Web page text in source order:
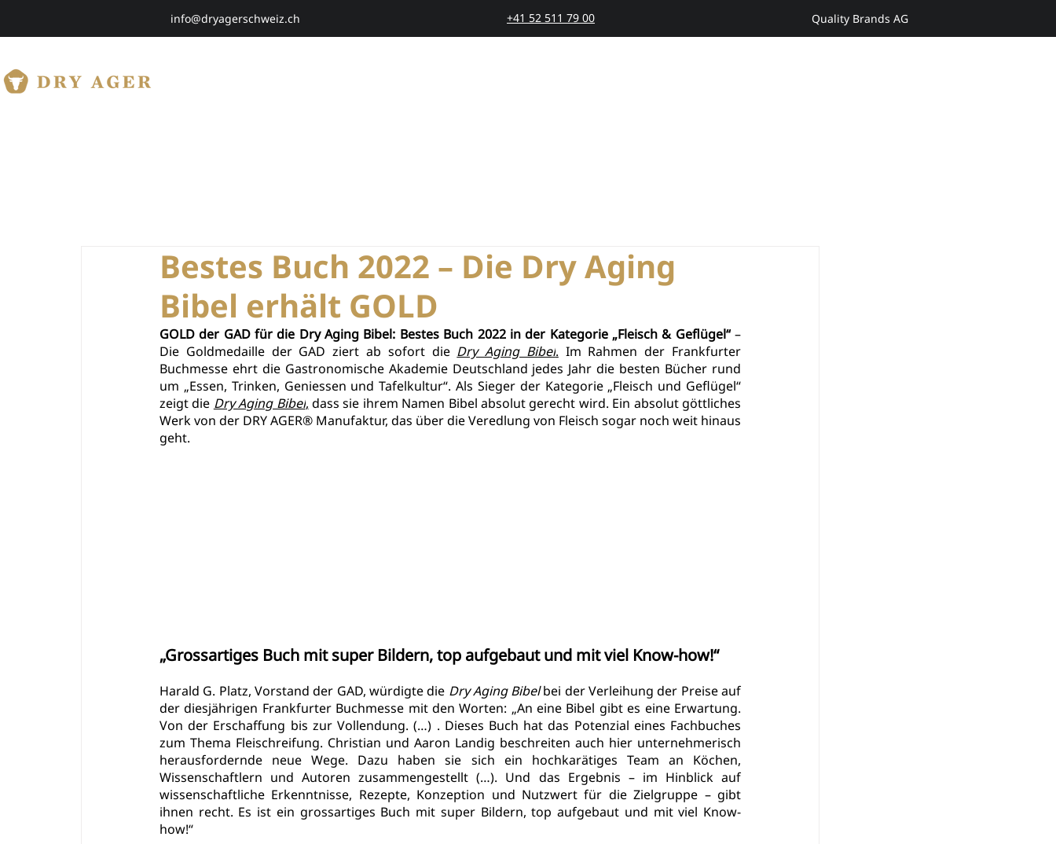
info@dryagerschweiz.ch +41 52 511 79 00 Quality Brands AG
Bestes Buch 2022 – Die Dry Aging
Bibel erhält GOLD
GOLD der GAD für die Dry Aging Bibel: Bestes Buch 2022 in der Kategorie „Fleisch & Geflügel“ –
Die Goldmedaille der GAD ziert ab sofort die Dry Aging Bibel. Im Rahmen der Frankfurter
Buchmesse ehrt die Gastronomische Akademie Deutschland jedes Jahr die besten Bücher rund
um „Essen, Trinken, Geniessen und Tafelkultur“. Als Sieger der Kategorie „Fleisch und Geflügel“
zeigt die Dry Aging Bibel, dass sie ihrem Namen Bibel absolut gerecht wird. Ein absolut göttliches
Werk von der DRY AGER® Manufaktur, das über die Veredlung von Fleisch sogar noch weit hinaus
geht.
„Grossartiges Buch mit super Bildern, top aufgebaut und mit viel Know-how!“
Harald G. Platz, Vorstand der GAD, würdigte die Dry Aging Bibel bei der Verleihung der Preise auf
der diesjährigen Frankfurter Buchmesse mit den Worten: „An eine Bibel gibt es eine Erwartung.
Von der Erschaffung bis zur Vollendung. (…) . Dieses Buch hat das Potenzial eines Fachbuches
zum Thema Fleischreifung. Christian und Aaron Landig beschreiten auch hier unternehmerisch
herausfordernde neue Wege. Dazu haben sie sich ein hochkarätiges Team an Köchen,
Wissenschaftlern und Autoren zusammengestellt (…). Und das Ergebnis – im Hinblick auf
wissenschaftliche Erkenntnisse, Rezepte, Konzeption und Nutzwert für die Zielgruppe – gibt
ihnen recht. Es ist ein grossartiges Buch mit super Bildern, top aufgebaut und mit viel Know-
how!“